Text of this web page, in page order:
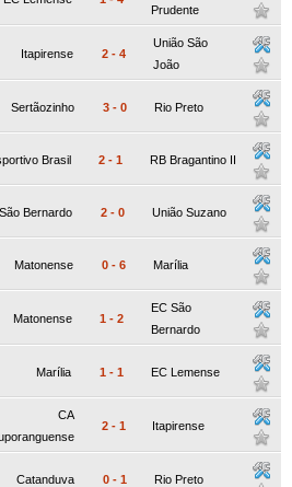
Prudente
Itapirense 2 - 4
União São
João
Sertãozinho 3 - 0 Rio Preto
Brasil 2 - 1 RB Bragantino II
Bernardo 2 - 0 União Suzano
Matonense 0 - 6 Marília
Matonense 1 - 2
EC São
Bernardo
Marília 1 - 1 EC Lemense
CA
2 - 1 Itapirense
Catanduva 0 - 1 Rio Preto